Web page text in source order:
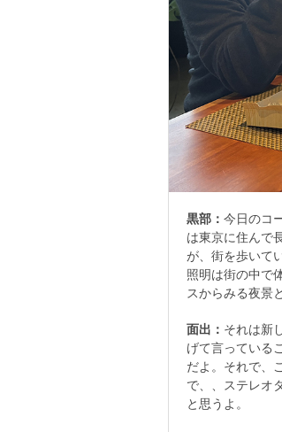
黒部： 今日のコ
は東京に住んで
が、街を歩いて
照明は街の中で
スからみる夜景
面出： それは新
げて言っている
だよ。それで、
で、、ステレオ
と思うよ。